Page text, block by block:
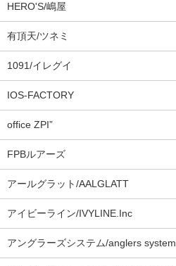
HERO'S/嶋屋
有頂天/ツネミ
1091/イレグイ
IOS-FACTORY
office ZPI”
FPBルアーズ
アールグラット/AALGLATT
アイビーライン/IVYLINE.Inc
アングラーズシステム/anglers system